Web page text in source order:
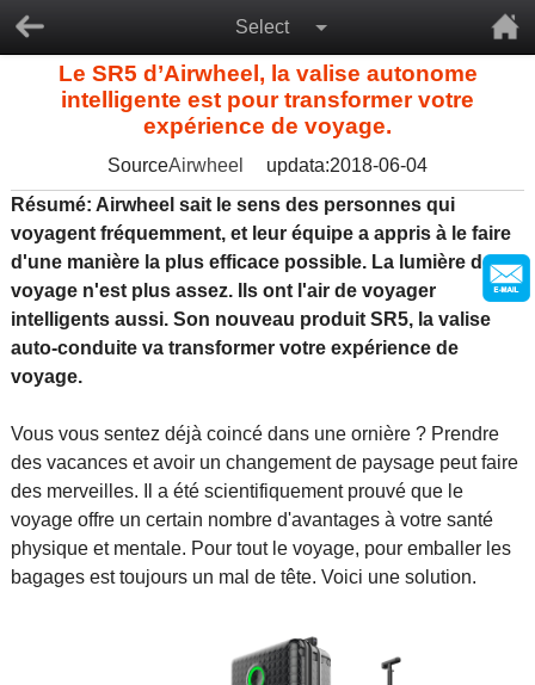
Select
Le SR5 d’Airwheel, la valise autonome
intelligente est pour transformer votre
expérience de voyage.
SourceAirwheel
updata:2018-06-04
Résumé: Airwheel sait le sens des personnes qui
voyagent fréquemment, et leur équipe a appris à le faire
d'une manière la plus efficace possible. La lumière de
voyage n'est plus assez. Ils ont l'air de voyager
intelligents aussi. Son nouveau produit SR5, la valise
auto-conduite va transformer votre expérience de
voyage.
Vous vous sentez déjà coincé dans une ornière ? Prendre
des vacances et avoir un changement de paysage peut faire
des merveilles. Il a été scientifiquement prouvé que le
voyage offre un certain nombre d'avantages à votre santé
physique et mentale. Pour tout le voyage, pour emballer les
bagages est toujours un mal de tête. Voici une solution.